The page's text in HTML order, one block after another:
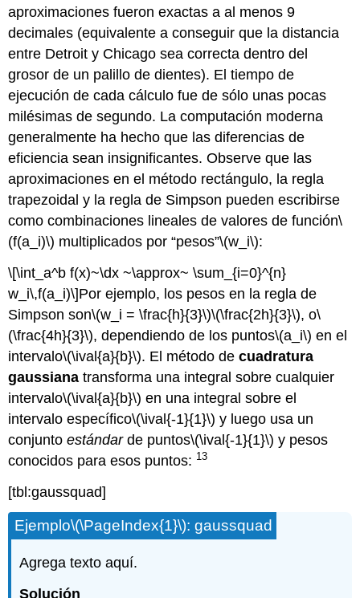
aproximaciones fueron exactas a al menos 9
decimales (equivalente a conseguir que la distancia
entre Detroit y Chicago sea correcta dentro del
grosor de un palillo de dientes). El tiempo de
ejecución de cada cálculo fue de sólo unas pocas
milésimas de segundo. La computación moderna
generalmente ha hecho que las diferencias de
eficiencia sean insignificantes. Observe que las
aproximaciones en el método rectángulo, la regla
trapezoidal y la regla de Simpson pueden escribirse
como combinaciones lineales de valores de función\
(f(a_i)\) multiplicados por “pesos”\(w_i\):
\[\int_a^b f(x)~\dx ~\approx~ \sum_{i=0}^{n}
w_i\,f(a_i)\]Por ejemplo, los pesos en la regla de
Simpson son\(w_i = \frac{h}{3}\)\(\frac{2h}{3}\), o\
(\frac{4h}{3}\), dependiendo de los puntos\(a_i\) en el
intervalo\(\ival{a}{b}\). El método decuadratura
gaussiana transforma una integral sobre cualquier
intervalo\(\ival{a}{b}\) en una integral sobre el
intervalo específico\(\ival{-1}{1}\) y luego usa un
conjuntoestándarde puntos\(\ival{-1}{1}\) y pesos
conocidos para esos puntos: 13
[tbl:gaussquad]
Ejemplo\(\PageIndex{1}\): gaussquad
Agrega texto aquí.
Solución